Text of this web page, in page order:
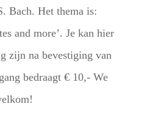
Bach. Het thema is:
and more’. Je kan hier
zijn na bevestiging van
bedraagt € 10,- We